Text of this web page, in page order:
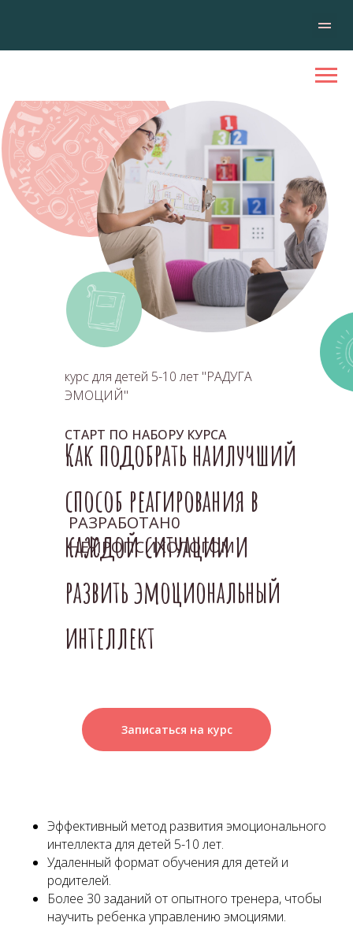
Как подобрать наилучший
способ реагирования в
каждой ситуации и
развить эмоциональный
интеллект
Записаться на курс
курс для детей 5-10 лет "РАДУГА
ЭМОЦИЙ"
СТАРТ ПО НАБОРУ КУРСА
РАЗРАБОТАН0
НЕЙРОПСИХОЛОГОМ
Эффективный метод развития эмоционального
интеллекта для детей 5-10 лет.
Удаленный формат обучения для детей и
родителей.
Более 30 заданий от опытного тренера, чтобы
научить ребенка управлению эмоциями.